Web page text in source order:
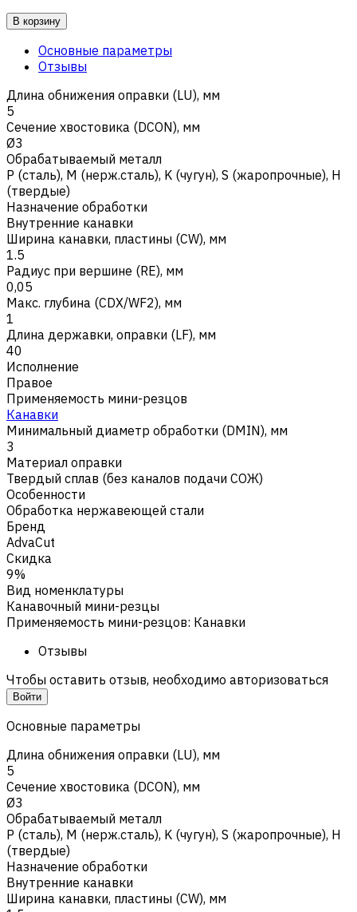
В корзину
Основные параметры
Отзывы
Длина обнижения оправки (LU), мм
5
Сечение хвостовика (DCON), мм
Ø3
Обрабатываемый металл
Р (сталь), M (нерж.сталь), K (чугун), S (жаропрочные), H
(твердые)
Назначение обработки
Внутренние канавки
Ширина канавки, пластины (CW), мм
1.5
Радиус при вершине (RE), мм
0,05
Макс. глубина (CDX/WF2), мм
1
Длина державки, оправки (LF), мм
40
Исполнение
Правое
Применяемость мини-резцов
Канавки
Минимальный диаметр обработки (DMIN), мм
3
Материал оправки
Твердый сплав (без каналов подачи СОЖ)
Особенности
Обработка нержавеющей стали
Бренд
AdvaCut
Скидка
9%
Вид номенклатуры
Канавочный мини-резцы
Применяемость мини-резцов: Канавки
Отзывы
Чтобы оставить отзыв, необходимо авторизоваться
Войти
Основные параметры
Длина обнижения оправки (LU), мм
5
Сечение хвостовика (DCON), мм
Ø3
Обрабатываемый металл
Р (сталь), M (нерж.сталь), K (чугун), S (жаропрочные), H
(твердые)
Назначение обработки
Внутренние канавки
Ширина канавки, пластины (CW), мм